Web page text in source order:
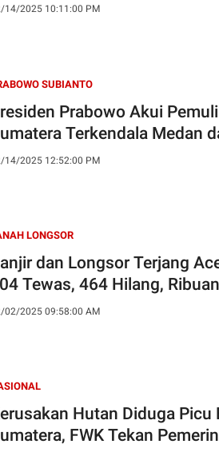
14/2025 10:11:00 PM
SUBIANTO
Prabowo Akui
Terkendala Medan
14/2025 12:52:00 PM
LONGSOR
dan Longsor Terjang
Tewas, 464 Hilang,
02/2025 09:58:00 AM
Hutan Diduga Picu
FWK Tekan